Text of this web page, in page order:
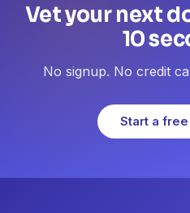
Vet your next
10
No signup. No credit
Start a